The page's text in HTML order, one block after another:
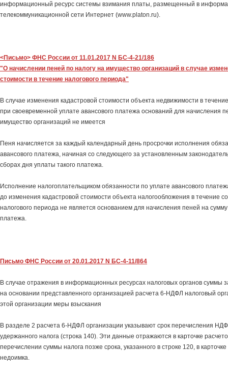
информационный ресурс системы взимания платы, размещенный в
телекоммуникационной сети Интернет (www.platon.ru).
<Письмо> ФНС России от 11.01.2017 N БС-4-21/186
"О начислении пеней по налогу на имущество организаций в случае
стоимости в течение налогового периода"
В случае изменения кадастровой стоимости объекта недвижимости в
при своевременной уплате авансового платежа оснований для начисления
имущество организаций не имеется
Пеня начисляется за каждый календарный день просрочки исполнения
авансового платежа, начиная со следующего за установленным
сборах дня уплаты такого платежа.
Исполнение налогоплательщиком обязанности по уплате авансового
до изменения кадастровой стоимости объекта налогообложения в течение
налогового периода не является основанием для начисления пеней на сумму
платежа.
Письмо ФНС России от 20.01.2017 N БС-4-11/864
В случае отражения в информационных ресурсах налоговых органов суммы
на основании представленного организацией расчета 6-НДФЛ налоговый
этой организации меры взыскания
В разделе 2 расчета 6-НДФЛ организации указывают срок перечисления
удержанного налога (строка 140). Эти данные отражаются в карточке
перечислении суммы налога позже срока, указанного в строке 120, в
недоимка.